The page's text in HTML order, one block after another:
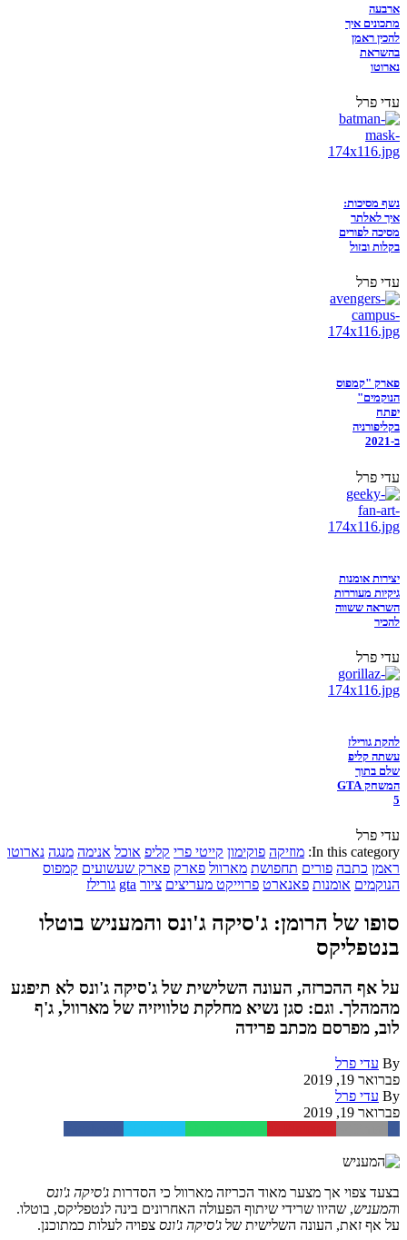
ארבעה
מתכונים איך
להכין ראמן
בהשראת
נארוטו
עדי פרל
נשף מסיכות:
איך לאלתר
מסיכה לפורים
בקלות ובזול
עדי פרל
פארק "קמפוס
הנוקמים"
יפתח
בקליפורניה
ב-2021
עדי פרל
יצירות אומנות
גיקיות מעוררות
השראה ששווה
להכיר
עדי פרל
להקת גורילז
עשתה קליפ
שלם בתוך
המשחק GTA
5
עדי פרל
In this category: מוזיקה פוקימון קייטי פרי קליפ אוכל אנימה מנגה נארוטו
ראמן כתבה פורים תחפושת מארוול פארק פארק שעשועים קמפוס
הנוקמים אומנות פאנארט פרוייקט מעריצים ציור gta גורילז
סופו של הרומן: ג'סיקה ג'ונס והמעניש בוטלו
בנטפליקס
על אף ההכרזה, העונה השלישית של ג'סיקה ג'ונס לא תיפגע
מהמהלך. וגם: סגן נשיא מחלקת טלוויזיה של מארוול, ג'ף
לוב, מפרסם מכתב פרידה
By עדי פרל
פברואר 19, 2019
By עדי פרל
פברואר 19, 2019
בצעד צפוי אך מצער מאוד הכריזה מארוול כי הסדרות ג'סיקה ג'ונס
והמעניש, שהיוו שרידי שיתוף הפעולה האחרונים בינה לנטפליקס, בוטלו.
על אף זאת, העונה השלישית של ג'סיקה ג'ונס צפויה לעלות כמתוכנן.